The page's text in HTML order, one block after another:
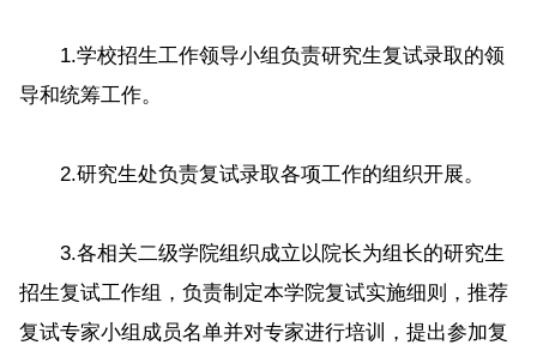
1.学校招生工作领导小组负责研究生复试录取的领
导和统筹工作。
2.研究生处负责复试录取各项工作的组织开展。
3.各相关二级学院组织成立以院长为组长的研究生
招生复试工作组，负责制定本学院复试实施细则，推荐
复试专家小组成员名单并对专家进行培训，提出参加复